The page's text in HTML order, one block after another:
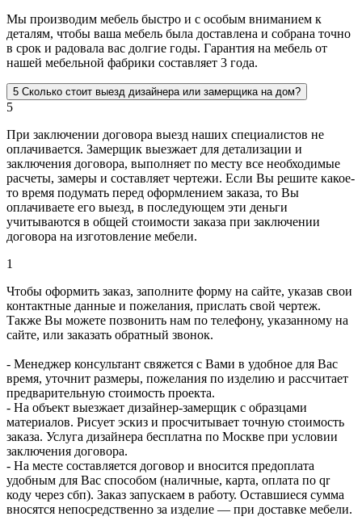
Мы производим мебель быстро и с особым вниманием к
деталям, чтобы ваша мебель была доставлена и собрана точно
в срок и радовала вас долгие годы. Гарантия на мебель от
нашей мебельной фабрики составляет 3 года.
5 Сколько стоит выезд дизайнера или замерщика на дом?
5
При заключении договора выезд наших специалистов не
оплачивается. Замерщик выезжает для детализации и
заключения договора, выполняет по месту все необходимые
расчеты, замеры и составляет чертежи. Если Вы решите какое-
то время подумать перед оформлением заказа, то Вы
оплачиваете его выезд, в последующем эти деньги
учитываются в общей стоимости заказа при заключении
договора на изготовление мебели.
1
Чтобы оформить заказ, заполните форму на сайте, указав свои
контактные данные и пожелания, прислать свой чертеж.
Также Вы можете позвонить нам по телефону, указанному на
сайте, или заказать обратный звонок.
- Менеджер консультант свяжется с Вами в удобное для Вас
время, уточнит размеры, пожелания по изделию и рассчитает
предварительную стоимость проекта.
- На объект выезжает дизайнер-замерщик с образцами
материалов. Рисует эскиз и просчитывает точную стоимость
заказа. Услуга дизайнера бесплатна по Москве при условии
заключения договора.
- На месте составляется договор и вносится предоплата
удобным для Вас способом (наличные, карта, оплата по qr
коду через сбп). Заказ запускаем в работу. Оставшиеся сумма
вносятся непосредственно за изделие — при доставке мебели.